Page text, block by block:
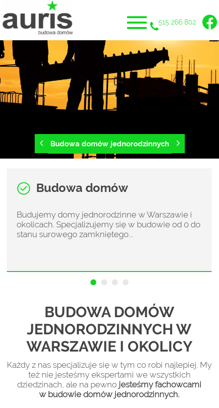
515 266 802
Budowa domów jednorodzinnych
Budowa domów
Budujemy domy jednorodzinne w Warszawie i
okolicach. Specjalizujemy się w budowie od 0 do
stanu surowego zamkniętego...
BUDOWA DOMÓW
JEDNORODZINNYCH W
WARSZAWIE I OKOLICY
Każdy z nas specjalizuje się w tym co robi najlepiej. My
też nie jesteśmy ekspertami we wszystkich
dziedzinach, ale na pewno jesteśmy fachowcami
w budowie domów jednorodzinnych.